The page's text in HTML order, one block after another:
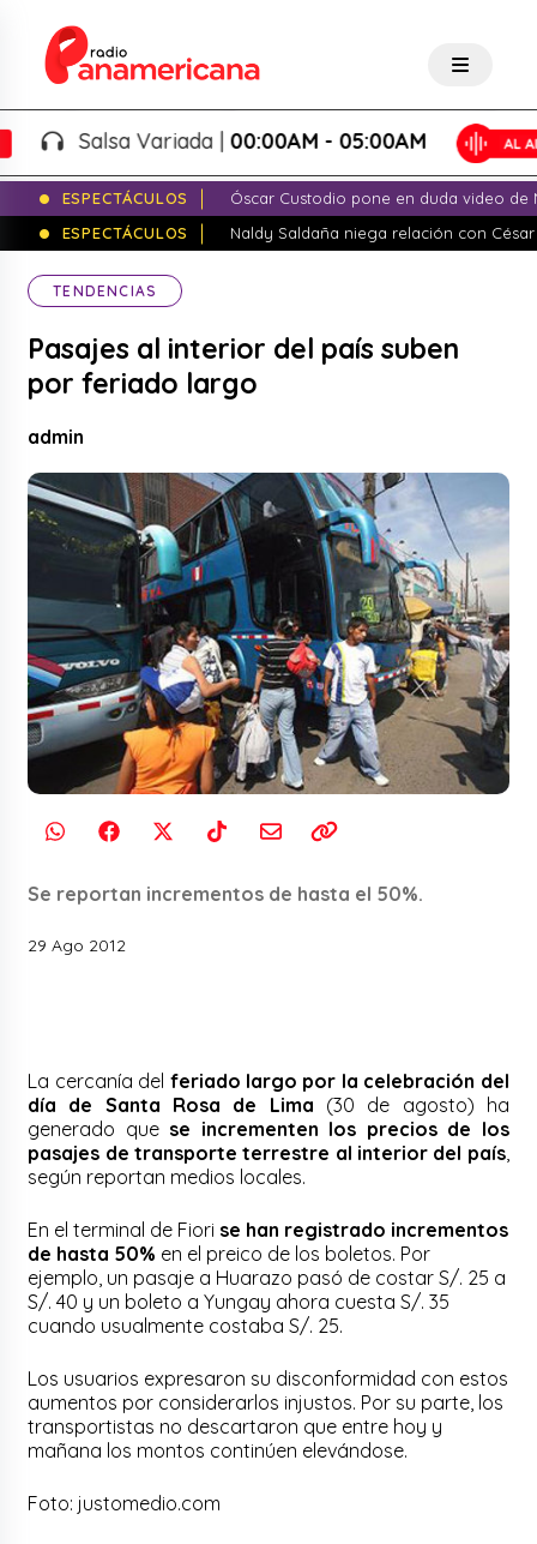
Salsa Variada |00:00AM - 05:00AM
ESPECTÁCULOS
Óscar Custodio pone en duda video de
ESPECTÁCULOS
Naldy Saldaña niega relación con
TENDENCIAS
Pasajes al interior del país suben
por feriado largo
admin
Se reportan incrementos de hasta el 50%.
29 Ago 2012
La cercanía del feriado largo por la celebración del
día de Santa Rosa de Lima (30 de agosto) ha
generado que se incrementen los precios de los
pasajes de transporte terrestre al interior del país,
según reportan medios locales.
En el terminal de Fiori se han registrado incrementos
de hasta 50% en el preico de los boletos. Por
ejemplo, un pasaje a Huarazo pasó de costar S/. 25 a
S/. 40 y un boleto a Yungay ahora cuesta S/. 35
cuando usualmente costaba S/. 25.
Los usuarios expresaron su disconformidad con estos
aumentos por considerarlos injustos. Por su parte, los
transportistas no descartaron que entre hoy y
mañana los montos continúen elevándose.
Foto: justomedio.com